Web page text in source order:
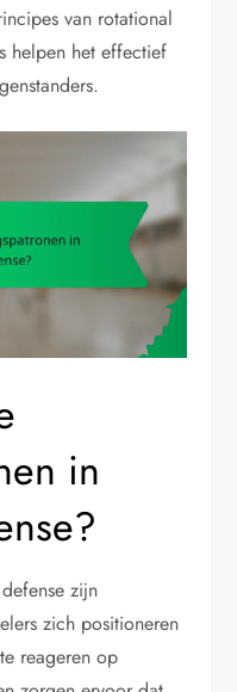
van rotational
helpen het effectief
in
zijn
zich positioneren
reageren op